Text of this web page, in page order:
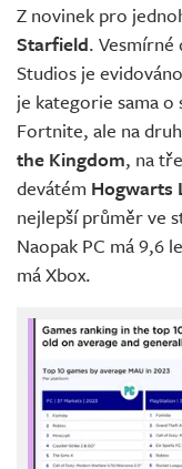
Z novinek pro
Starfield.
Studios je
je kategorie sama
Fortnite, ale na
the Kingdom, na
devátém Hogwarts
nejlepší průměr ve
Naopak PC má 9,6
má Xbox.